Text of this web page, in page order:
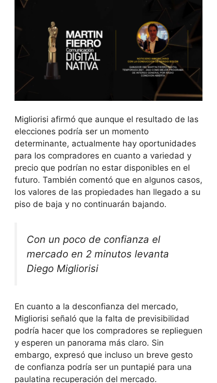
Migliorisi afirmó que aunque el resultado de las
elecciones podría ser un momento
determinante, actualmente hay oportunidades
para los compradores en cuanto a variedad y
precio que podrían no estar disponibles en el
futuro. También comentó que en algunos casos,
los valores de las propiedades han llegado a su
piso de baja y no continuarán bajando.
Con un poco de confianza el
mercado en 2 minutos levanta
Diego Migliorisi
En cuanto a la desconfianza del mercado,
Migliorisi señaló que la falta de previsibilidad
podría hacer que los compradores se replieguen
y esperen un panorama más claro. Sin
embargo, expresó que incluso un breve gesto
de confianza podría ser un puntapié para una
paulatina recuperación del mercado.